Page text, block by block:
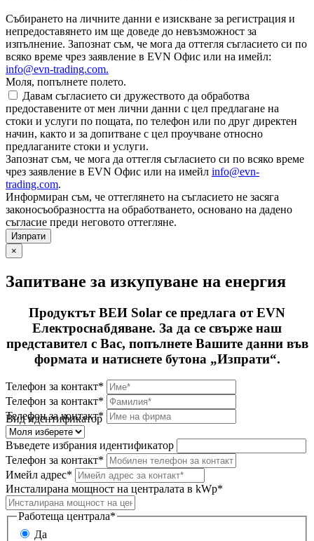
Събирането на личните данни е изискване за регистрация и
непредоставянето им ще доведе до невъзможност за
изпълнение. Запознат съм, че мога да оттегля съгласието си по
всяко време чрез заявление в EVN Офис или на имейл:
info@evn-trading.com.
Моля, попълнете полето.
Давам съгласието си дружеството да обработва
предоставените от мен лични данни с цел предлагане на
стоки и услуги по пощата, по телефон или по друг директен
начин, както и за допитване с цел проучване относно
предлаганите стоки и услуги.
Запознат съм, че мога да оттегля съгласието си по всяко време
чрез заявление в EVN Офис или на имейл info@evn-
trading.com.
Информиран съм, че оттеглянето на съгласието не засяга
законосъобразността на обработването, основано на дадено
съгласие преди неговото оттегляне.
×
Запитване за изкупуване на енергия
Продуктът ВЕИ Solar се предлага от EVN
Електроснабдяване. За да се свърже наш
представител с Вас, попълнете Вашите данни във
формата и натиснете бутона „Изпрати“.
Телефон за контакт*
Телефон за контакт*
Телефон за контакт*
Вид идентификатор
Въведете избрания идентификатор
Телефон за контакт*
Имейл адрес*
Инсталирана мощност на централата в kWp*
Работеща централа*
Да